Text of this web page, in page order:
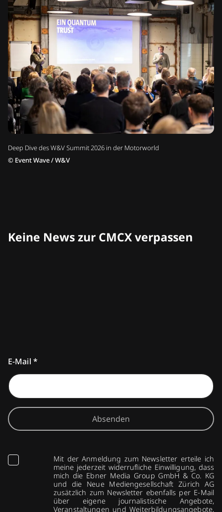
Deep Dive des W&V Summit 2026 in der Motorworld
© Event Wave / W&V
Keine News zur CMCX verpassen
E-Mail *
Absenden
Mit der Anmeldung zum Newsletter erteile ich
meine jederzeit widerrufliche Einwilligung, dass
mich die Ebner Media Group GmbH & Co. KG
und die Neue Mediengesellschaft Zürich AG
zusätzlich zum Newsletter ebenfalls per E-Mail
über eigene journalistische Angebote,
Veranstaltungen und Weiterbildungsangebote,